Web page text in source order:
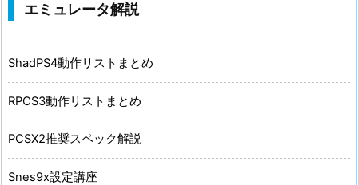
エミュレータ解説
ShadPS4動作リストまとめ
RPCS3動作リストまとめ
PCSX2推奨スペック解説
Snes9x設定講座